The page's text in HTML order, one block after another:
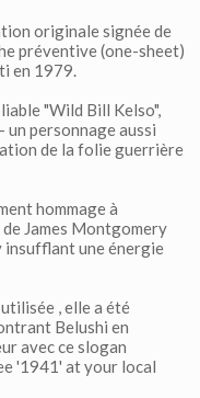
originale signée de
préventive (one-sheet)
en 1979.
"Wild Bill Kelso",
un personnage aussi
de la folie guerrière
hommage à
James Montgomery
insufflant une énergie
, elle a été
Belushi en
avec ce slogan
'1941' at your local